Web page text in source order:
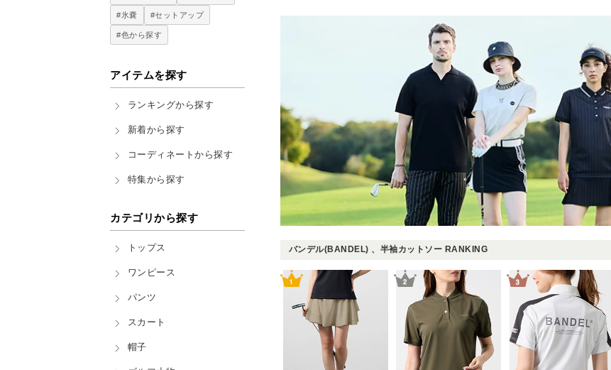
#氷嚢 #セットアップ
#色から探す
アイテムを探す
ランキングから探す
新着から探す
コーディネートから探す
特集から探す
カテゴリから探す
トップス
ワンピース
パンツ
スカート
帽子
バンデル(BANDEL) 、半袖カットソー RANKING